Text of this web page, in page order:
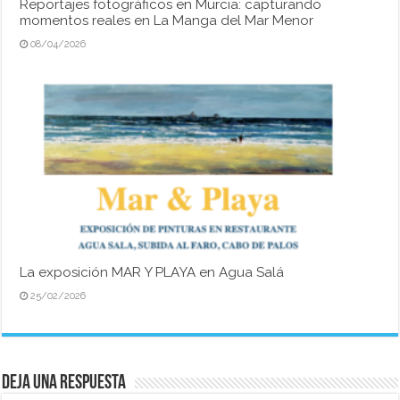
Reportajes fotográficos en Murcia: capturando
momentos reales en La Manga del Mar Menor
08/04/2026
La exposición MAR Y PLAYA en Agua Salá
25/02/2026
Deja una respuesta